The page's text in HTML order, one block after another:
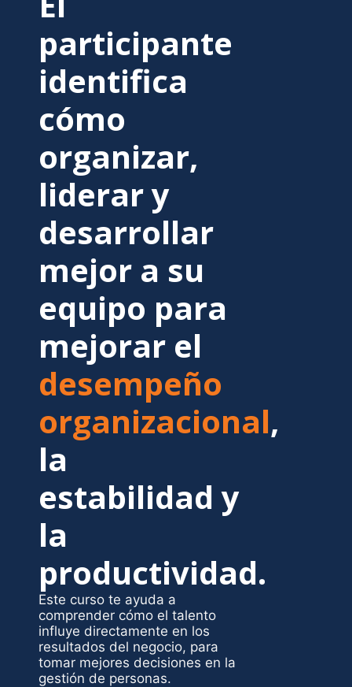
participante
identifica
cómo
organizar,
liderar y
desarrollar
mejor a su
equipo para
mejorar el
desempeño
organizacional,
la
estabilidad y
la
productividad.
Este curso te ayuda a
comprender cómo el talento
influye directamente en los
resultados del negocio, para
tomar mejores decisiones en la
gestión de personas.